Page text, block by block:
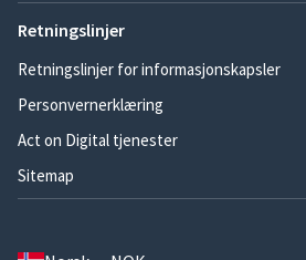
Retningslinjer
Retningslinjer for informasjonskapsler
Personvernerklæring
Act on Digital tjenester
Sitemap